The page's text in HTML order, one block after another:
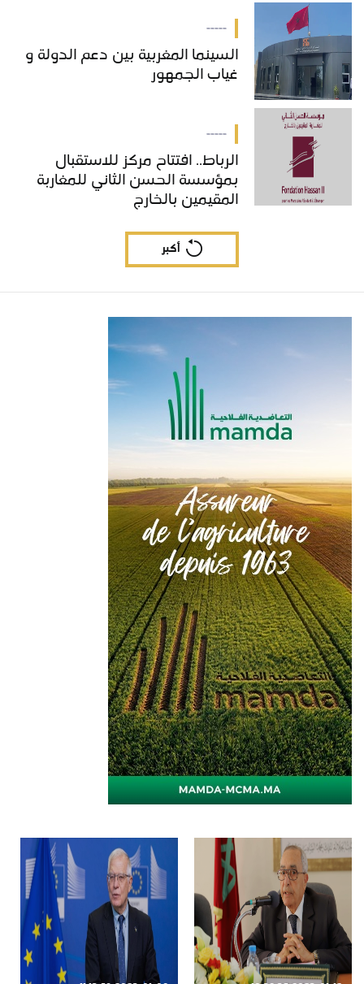
-----
السينما المغربية بين دعم الدولة و
غياب الجمهور
-----
الرباط.. افتتاح مركز للاستقبال
بمؤسسة الحسن الثاني للمغاربة
المقيمين بالخارج
أكبر